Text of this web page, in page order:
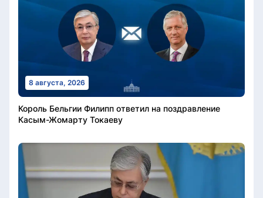
8 августа, 2026
Король Бельгии Филипп ответил на поздравление
Касым-Жомарту Токаеву